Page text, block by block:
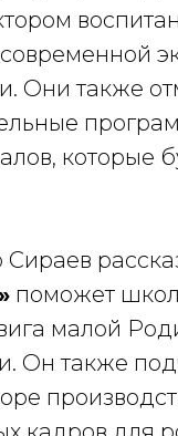
Они также
которые
поможет
малой
Он также